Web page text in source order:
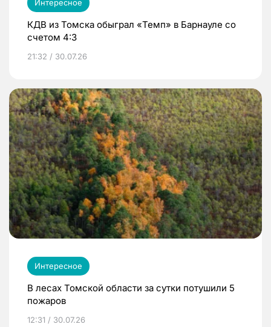
Интересное
КДВ из Томска обыграл «Темп» в Барнауле со
счетом 4:3
21:32 / 30.07.26
Интересное
В лесах Томской области за сутки потушили 5
пожаров
12:31 / 30.07.26